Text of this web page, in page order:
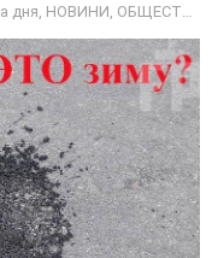
дня НОВИНИ ОБЩЕСТВО